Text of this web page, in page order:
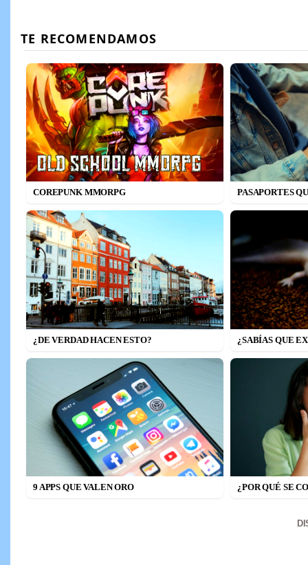
COREPUNK MMORPG PASAPORTES
¿DE VERDAD HACEN ESTO? ¿SABÍAS QUE
9 APPS QUE VALEN ORO ¿POR QUÉ SE